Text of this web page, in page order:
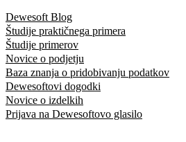
Dewesoft Blog
Študije praktičnega primera
Študije primerov
Novice o podjetju
Baza znanja o pridobivanju podatkov
Dewesoftovi dogodki
Novice o izdelkih
Prijava na Dewesoftovo glasilo